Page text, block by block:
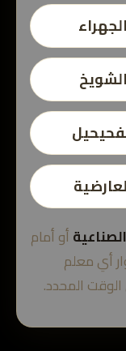
الجهراء
الشويخ
أو أمام
أي معلم
المحدد.